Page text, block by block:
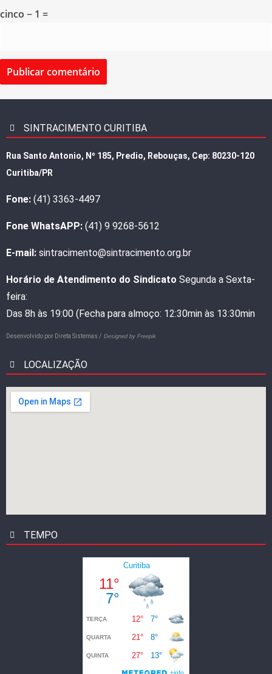
cinco − 1 =
SINTRACIMENTO CURITIBA
Rua Santo Antonio, Nº 185, Predio, Rebouças, Cep: 80230-120
Curitiba/PR
Fone: (41) 3363-4497
Fone WhatsAPP: (41) 9 9268-5612
E-mail: sintracimento@sintracimento.org.br
Horário de Atendimento do Sindicato Segunda a Sexta-
feira:
Das 8h às 19:00 (Fecha para almoço: 12:30min às 13:30min
Desenvolvido por Direta Sistemas / Designed by Freepik
LOCALIZAÇÃO
TEMPO